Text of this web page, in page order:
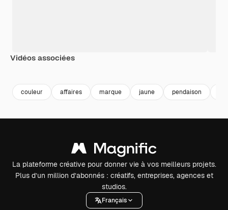
Vidéos associées
couleur affaires marque jaune pendaison
La plateforme créative pour donner vie à vos meilleurs projets.
Plus d’un million d’abonnés : créatifs, entreprises, agences et
studios.
Français